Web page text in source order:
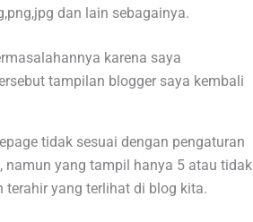
dan lain sebagainya.
karena saya
tampilan blogger saya kembali
tidak sesuai dengan pengaturan
namun yang tampil hanya 5 atau tidak
yang terlihat di blog kita.